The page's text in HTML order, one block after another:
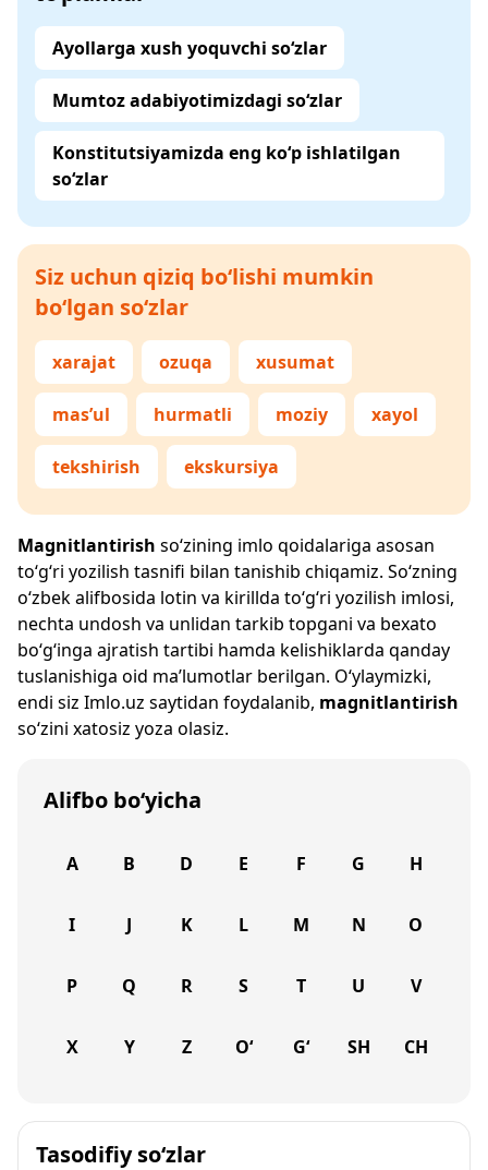
Ayollarga xush yoquvchi so‘zlar
Mumtoz adabiyotimizdagi so‘zlar
Konstitutsiyamizda eng ko‘p ishlatilgan
so‘zlar
Siz uchun qiziq bo‘lishi mumkin
bo‘lgan so‘zlar
xarajat ozuqa xusumat
mas’ul hurmatli moziy xayol
tekshirish ekskursiya
Magnitlantirish so‘zining imlo qoidalariga asosan
to‘g‘ri yozilish tasnifi bilan tanishib chiqamiz. So‘zning
o‘zbek alifbosida lotin va kirillda to‘g‘ri yozilish imlosi,
nechta undosh va unlidan tarkib topgani va bexato
bo‘g‘inga ajratish tartibi hamda kelishiklarda qanday
tuslanishiga oid ma’lumotlar berilgan. O‘ylaymizki,
endi siz Imlo.uz saytidan foydalanib, magnitlantirish
so‘zini xatosiz yoza olasiz.
Alifbo bo‘yicha
A B D E F G H
I J K L M N O
P Q R S T U V
X Y Z O‘ G‘ SH CH
Tasodifiy so‘zlar